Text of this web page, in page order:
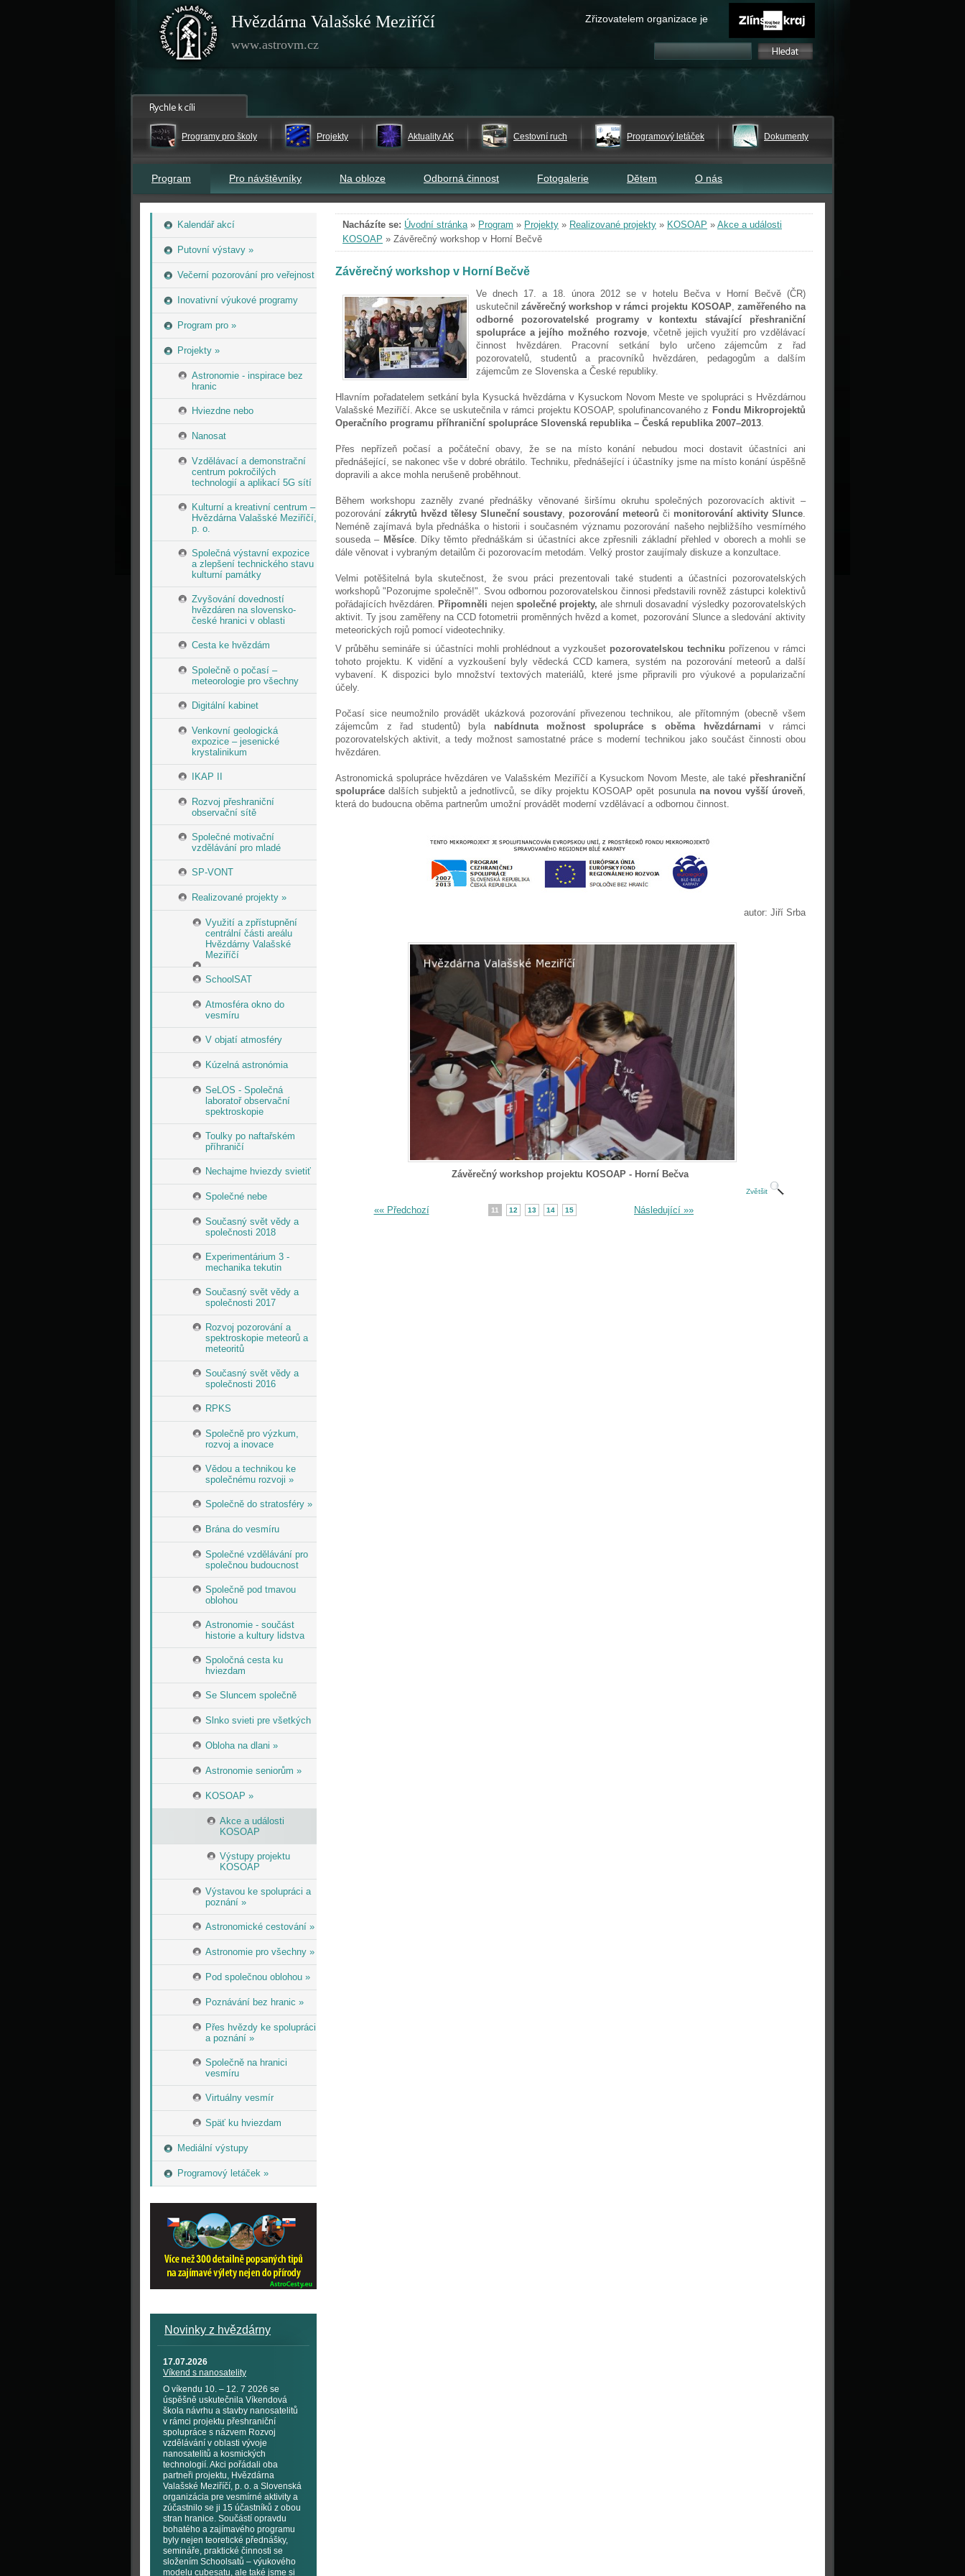
Hvězdárna Valašské Meziříčí
www.astrovm.cz
Zřizovatelem organizace je
Programy pro školy Projekty Aktuality AK Cestovní ruch Programový letáček Dokumenty
Program Pro návštěvníky Na obloze Odborná činnost Fotogalerie Dětem O nás
Kalendář akcí
Putovní výstavy »
Večerní pozorování pro veřejnost
Inovativní výukové programy
Program pro »
Projekty »
Astronomie - inspirace bez
hranic
Hviezdne nebo
Nanosat
Vzdělávací a demonstrační
centrum pokročilých
technologií a aplikací 5G sítí
Kulturní a kreativní centrum –
Hvězdárna Valašské Meziříčí,
p. o.
Společná výstavní expozice
a zlepšení technického stavu
kulturní památky
Zvyšování dovedností
hvězdáren na slovensko-
české hranici v oblasti
Cesta ke hvězdám
Společně o počasí –
meteorologie pro všechny
Digitální kabinet
Venkovní geologická
expozice – jesenické
krystalinikum
IKAP II
Rozvoj přeshraniční
observační sítě
Společné motivační
vzdělávání pro mladé
SP-VONT
Realizované projekty »
Využití a zpřístupnění
centrální části areálu
Hvězdárny Valašské
Meziříčí
SchoolSAT
Atmosféra okno do
vesmíru
V objatí atmosféry
Kúzelná astronómia
SeLOS - Společná
laboratoř observační
spektroskopie
Toulky po naftařském
příhraničí
Nechajme hviezdy svietiť
Společné nebe
Současný svět vědy a
společnosti 2018
Experimentárium 3 -
mechanika tekutin
Současný svět vědy a
společnosti 2017
Rozvoj pozorování a
spektroskopie meteorů a
meteoritů
Současný svět vědy a
společnosti 2016
RPKS
Společně pro výzkum,
rozvoj a inovace
Vědou a technikou ke
společnému rozvoji »
Společně do stratosféry »
Brána do vesmíru
Společné vzdělávání pro
společnou budoucnost
Společně pod tmavou
oblohou
Astronomie - součást
historie a kultury lidstva
Spoločná cesta ku
hviezdam
Se Sluncem společně
Slnko svieti pre všetkých
Obloha na dlani »
Astronomie seniorům »
KOSOAP »
Akce a události
KOSOAP
Výstupy projektu
KOSOAP
Výstavou ke spolupráci a
poznání »
Astronomické cestování »
Astronomie pro všechny »
Pod společnou oblohou »
Poznávání bez hranic »
Přes hvězdy ke spolupráci
a poznání »
Společně na hranici
vesmíru
Virtuálny vesmír
Späť ku hviezdam
Mediální výstupy
Programový letáček »
Novinky z hvězdárny
17.07.2026
Víkend s nanosatelity
O víkendu 10. – 12. 7 2026 se
úspěšně uskutečnila Víkendová
škola návrhu a stavby nanosatelitů
v rámci projektu přeshraniční
spolupráce s názvem Rozvoj
vzdělávání v oblasti vývoje
nanosatelitů a kosmických
technologií. Akci pořádali oba
partneři projektu, Hvězdárna
Valašské Meziříčí, p. o. a Slovenská
organizácia pre vesmírné aktivity a
zúčastnilo se ji 15 účastníků z obou
stran hranice. Součástí opravdu
bohatého a zajímavého programu
byly nejen teoretické přednášky,
semináře, praktické činnosti se
složením Schoolsatů – výukového
modelu cubesatu, ale také jsme si
Nacházíte se: Úvodní stránka» Program » Projekty » Realizované projekty » KOSOAP » Akce a události
KOSOAP » Závěrečný workshop v Horní Bečvě
Závěrečný workshop v Horní Bečvě
Ve dnech 17. a 18. února 2012 se v hotelu Bečva v Horní Bečvě (ČR)
uskutečnilzávěrečný workshop v rámci projektu KOSOAP, zaměřeného na
odborné pozorovatelské programy v kontextu stávající přeshraniční
spolupráce a jejího možného rozvoje, včetně jejich využití pro vzdělávací
činnost hvězdáren. Pracovní setkání bylo určeno zájemcům z řad
pozorovatelů, studentů a pracovníků hvězdáren, pedagogům a dalším
zájemcům ze Slovenska a České republiky.
Hlavním pořadatelem setkání byla Kysucká hvězdárna v Kysuckom Novom Meste ve spolupráci s Hvězdárnou
Valašské Meziříčí. Akce se uskutečnila v rámci projektu KOSOAP, spolufinancovaného z Fondu Mikroprojektů
Operačního programu příhraniční spolupráce Slovenská republika – Česká republika 2007–2013.
Přes nepřízeň počasí a počáteční obavy, že se na místo konání nebudou moci dostavit účastníci ani
přednášející, se nakonec vše v dobré obrátilo. Techniku, přednášející i účastníky jsme na místo konání úspěšně
dopravili a akce mohla nerušeně proběhnout.
Během workshopu zazněly zvané přednášky věnované širšímu okruhu společných pozorovacích aktivit –
pozorování zákrytů hvězd tělesy Sluneční soustavy, pozorování meteorů či monitorování aktivity Slunce.
Neméně zajímavá byla přednáška o historii i současném významu pozorování našeho nejbližšího vesmírného
souseda – Měsíce. Díky těmto přednáškám si účastníci akce zpřesnili základní přehled v oborech a mohli se
dále věnovat i vybraným detailům či pozorovacím metodám. Velký prostor zaujímaly diskuze a konzultace.
Velmi potěšitelná byla skutečnost, že svou práci prezentovali také studenti a účastníci pozorovatelských
workshopů "Pozorujme společně!". Svou odbornou pozorovatelskou činnosi představili rovněž zástupci kolektivů
pořádajících hvězdáren. Připomněli nejen společné projekty,ale shrnuli dosavadní výsledky pozorovatelských
aktivit. Ty jsou zaměřeny na CCD fotometrii proměnných hvězd a komet, pozorování Slunce a sledování aktivity
meteorických rojů pomocí videotechniky.
V průběhu semináře si účastníci mohli prohlédnout a vyzkoušet pozorovatelskou techniku pořízenou v rámci
tohoto projektu. K vidění a vyzkoušení byly vědecká CCD kamera, systém na pozorování meteorů a další
vybavení. K dispozici bylo množství textových materiálů, které jsme připravili pro výukové a popularizační
účely.
Počasí sice neumožnilo provádět ukázková pozorování přivezenou technikou, ale přítomným (obecně všem
zájemcům z řad studentů) byla nabídnuta možnost spolupráce s oběma hvězdárnami v rámci
pozorovatelských aktivit, a tedy možnost samostatné práce s moderní technikou jako součást činnosti obou
hvězdáren.
Astronomická spolupráce hvězdáren ve Valašském Meziříčí a Kysuckom Novom Meste, ale také přeshraniční
spolupráce dalších subjektů a jednotlivců, se díky projektu KOSOAP opět posunulana novou vyšší úroveň,
která do budoucna oběma partnerům umožní provádět moderní vzdělávací a odbornou činnost.
autor: Jiří Srba
Závěrečný workshop projektu KOSOAP - Horní Bečva
Zvětšit
«« Předchozí 11 12 13 14 15 Následující »»